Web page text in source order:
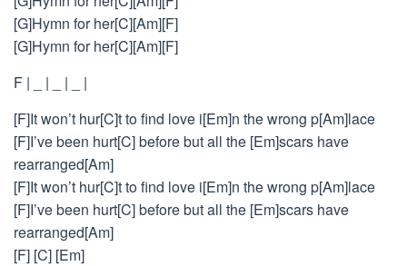
[G]Hymn for her[C][Am][F]
[G]Hymn for her[C][Am][F]
F | _ | _ | _ |
[F]It won’t hur[C]t to find love i[Em]n the wrong p[Am]lace
[F]I’ve been hurt[C] before but all the [Em]scars have
rearranged[Am]
[F]It won’t hur[C]t to find love i[Em]n the wrong p[Am]lace
[F]I’ve been hurt[C] before but all the [Em]scars have
rearranged[Am]
[F] [C] [Em]